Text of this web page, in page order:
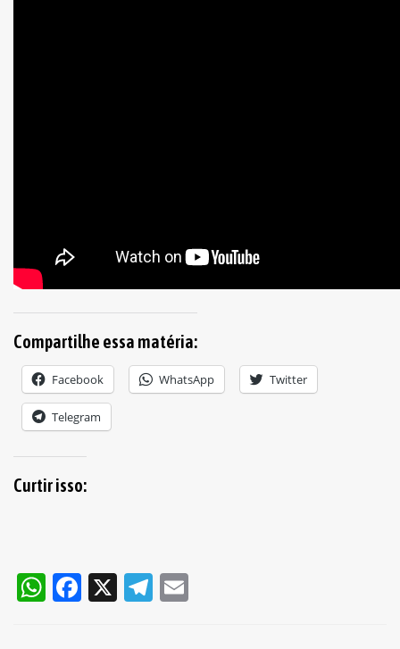
Compartilhe essa matéria:
Facebook WhatsApp Twitter
Telegram
Curtir isso:
WhatsApp
Facebook
X Telegram